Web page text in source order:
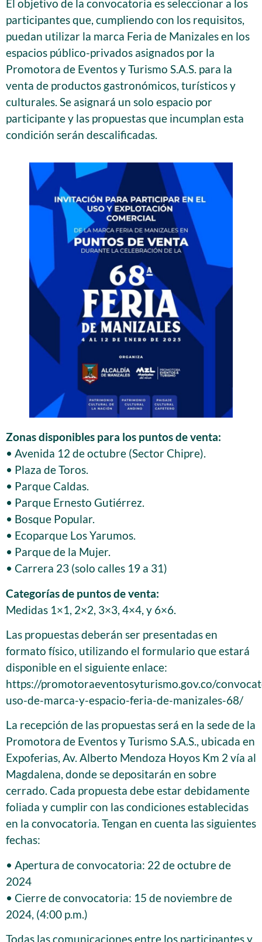
El objetivo de la convocatoria es seleccionar a los
participantes que, cumpliendo con los requisitos,
puedan utilizar la marca Feria de Manizales en los
espacios público-privados asignados por la
Promotora de Eventos y Turismo S.A.S. para la
venta de productos gastronómicos, turísticos y
culturales. Se asignará un solo espacio por
participante y las propuestas que incumplan esta
condición serán descalificadas.
Zonas disponibles para los puntos de venta:
• Avenida 12 de octubre (Sector Chipre).
• Plaza de Toros.
• Parque Caldas.
• Parque Ernesto Gutiérrez.
• Bosque Popular.
• Ecoparque Los Yarumos.
• Parque de la Mujer.
• Carrera 23 (solo calles 19 a 31)
Categorías de puntos de venta:
Medidas 1×1, 2×2, 3×3, 4×4, y 6×6.
Las propuestas deberán ser presentadas en
formato físico, utilizando el formulario que estará
disponible en el siguiente enlace:
https://promotoraeventosyturismo.gov.co/
uso-de-marca-y-espacio-feria-de-manizales-68/
La recepción de las propuestas será en la sede de la
Promotora de Eventos y Turismo S.A.S., ubicada en
Expoferias, Av. Alberto Mendoza Hoyos Km 2 vía al
Magdalena, donde se depositarán en sobre
cerrado. Cada propuesta debe estar debidamente
foliada y cumplir con las condiciones establecidas
en la convocatoria. Tengan en cuenta las siguientes
fechas:
• Apertura de convocatoria: 22 de octubre de
2024
• Cierre de convocatoria: 15 de noviembre de
2024, (4:00 p.m.)
Todas las comunicaciones entre los participantes y